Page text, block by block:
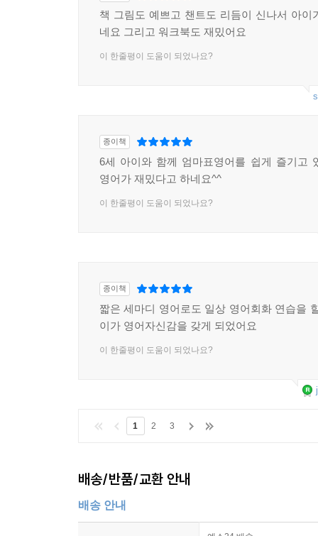
책 그림도 예쁘고 챈트도 리듬이 신나서 아이
네요 그리고 워크북도 재밌어요
이 한줄평이 도움이 되었나요?
종이책
6세 아이와 함께 엄마표영어를 쉽게 즐기고
영어가 재밌다고 하네요^^
이 한줄평이 도움이 되었나요?
종이책
짧은 세마디 영어로도 일상 영어회화 연습을
이가 영어자신감을 갖게 되었어요
이 한줄평이 도움이 되었나요?
1 2 3
배송/반품/교환 안내
배송 안내